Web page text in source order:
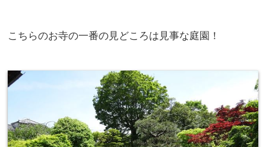
こちらのお寺の一番の見どころは見事な庭園！